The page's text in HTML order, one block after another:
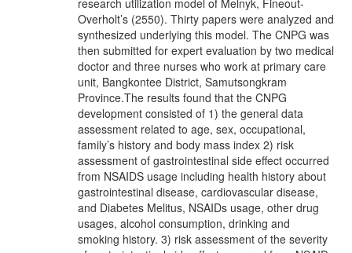
research utilization model of Melnyk, Fineout-
Overholt’s (2550). Thirty papers were analyzed and
synthesized underlying this model. The CNPG was
then submitted for expert evaluation by two medical
doctor and three nurses who work at primary care
unit, Bangkontee District, Samutsongkram
Province.The results found that the CNPG
development consisted of 1) the general data
assessment related to age, sex, occupational,
family’s history and body mass index 2) risk
assessment of gastrointestinal side effect occurred
from NSAIDS usage including health history about
gastrointestinal disease, cardiovascular disease,
and Diabetes Melitus, NSAIDs usage, other drug
usages, alcohol consumption, drinking and
smoking history. 3) risk assessment of the severity